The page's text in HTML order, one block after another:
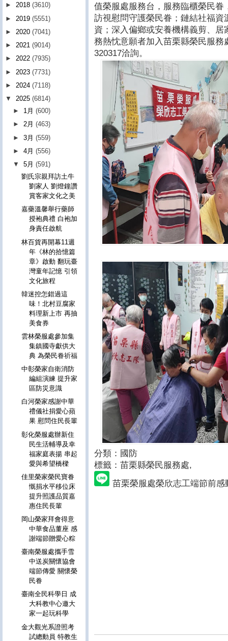
值榮服處服務台，服務臨櫃榮民
訪視慰問守護榮民眷；鏈結社福
資；深入偏鄉或安養機構義剪、
務熱忱意願者加入苗栗縣榮民服務
320317洽詢。
分類：國防
標籤：苗栗縣榮民服務處,
苗栗榮服處榮欣志工端節前
► 2018 (3610)
► 2019 (5551)
► 2020 (7041)
► 2021 (9014)
► 2022 (7935)
► 2023 (7731)
► 2024 (7118)
▼ 2025 (6814)
► 1月(600)
►2月(463)
►3月(559)
►4月(556)
▼5月(591)
劉氏宗親拜訪土牛
劉家人 劉燈鐘讚
賞客家文化之美
嘉藥溫馨舉行藥師
授袍典禮 白袍加
身責任啟航
林百貨再開幕11週
年《林的拾憶篇
章》啟動 翻玩臺
灣童年記憶 引領
文化旅程
韓迷控怎錯過這
味！北村豆腐家
料理新上市 再抽
美食券
雲林榮服處參加集
集鎮國寺獻供大
典 為榮民眷祈福
中彰榮家自衛消防
編組演練 提升家
區防災意識
白河榮家感謝中華
禮儀社捐愛心蘋
果 慰問住民長輩
彰化榮服處辦新住
民生活輔導及幸
福家庭表揚 串起
愛與希望橋樑
佳里榮家榮民寶眷
慨捐水平移位床
提升照護品質嘉
惠住民長輩
岡山榮家拜會得意
中華食品董座 感
謝端節贈愛心粽
臺南榮服處攜手雪
中送炭關懷協會
端節傳愛 關懷榮
民眷
臺南全民科學日 成
大科教中心邀大
家一起玩科學
金大觀光系證照考
試總動員 特教生